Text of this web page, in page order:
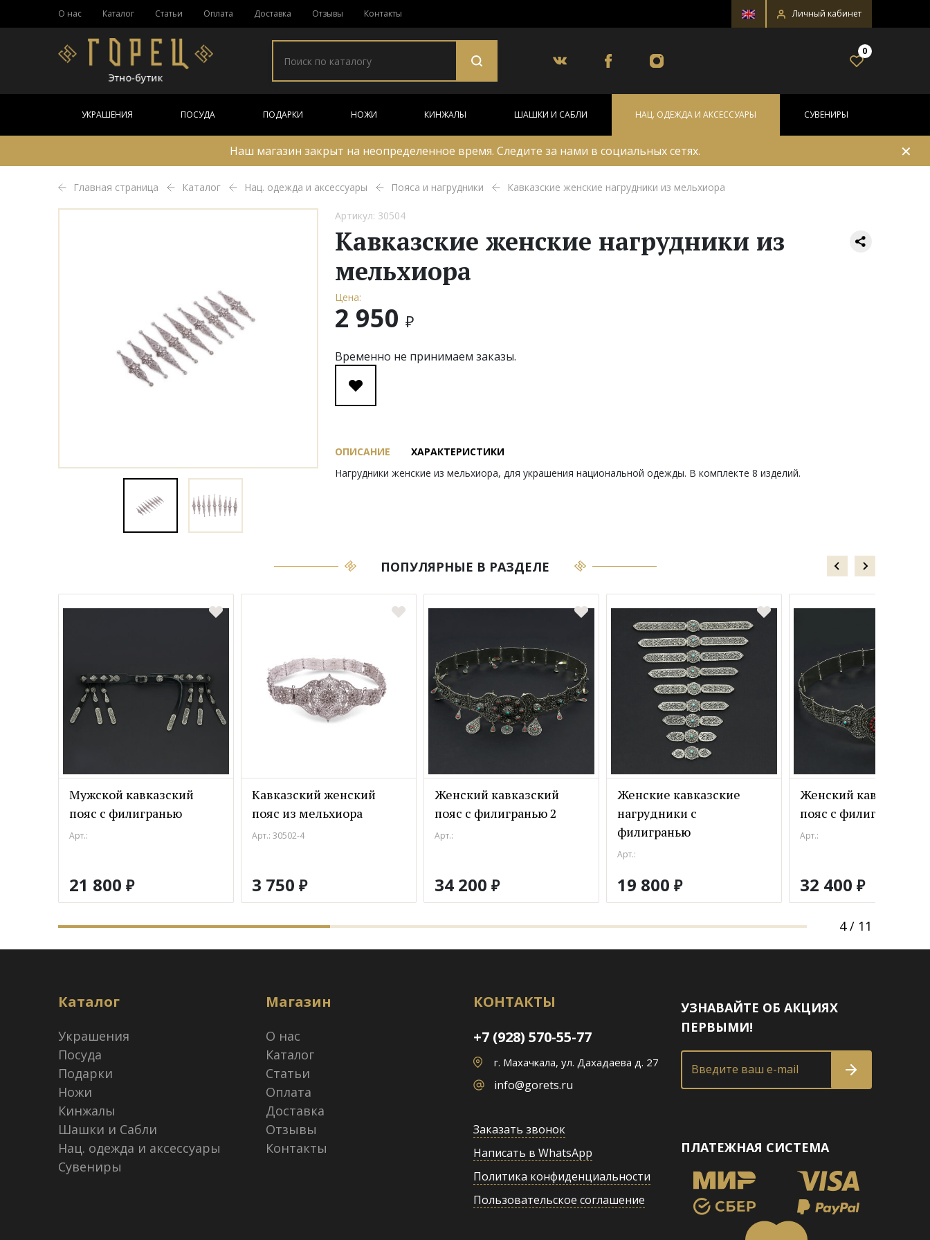
О нас Каталог Статьи Оплата Доставка Отзывы Контакты Личный кабинет
0
УКРАШЕНИЯ ПОСУДА ПОДАРКИ НОЖИ КИНЖАЛЫ ШАШКИ И САБЛИ НАЦ. ОДЕЖДА И АКСЕССУАРЫ СУВЕНИРЫ
Наш магазин закрыт на неопределенное время. Следите за нами в социальных сетях. ✕
Главная страница Каталог Нац. одежда и аксессуары Пояса и нагрудники Кавказские женские нагрудники из мельхиора
Артикул: 30504
Кавказские женские нагрудники из
мельхиора
Цена:
2 950 ₽
Временно не принимаем заказы.
ОПИСАНИЕ
ХАРАКТЕРИСТИКИ
Нагрудники женские из мельхиора, для украшения национальной одежды. В комплекте 8 изделий.
ПОПУЛЯРНЫЕ В РАЗДЕЛЕ
Мужской кавказский
пояс с филигранью
Арт.:
21 800 ₽
Кавказский женский
пояс из мельхиора
Арт.: 30502-4
3 750 ₽
Женский кавказский
пояс с филигранью 2
Арт.:
34 200 ₽
Женские кавказские
нагрудники с
филигранью
Арт.:
19 800 ₽
Женский кавказский
пояс с филигранью
Арт.:
32 400 ₽
4 / 11
Каталог
Украшения
Посуда
Подарки
Ножи
Кинжалы
Шашки и Сабли
Нац. одежда и аксессуары
Сувениры
Магазин
О нас
Каталог
Статьи
Оплата
Доставка
Отзывы
Контакты
КОНТАКТЫ
+7 (928) 570-55-77
г. Махачкала, ул. Дахадаева д. 27
info@gorets.ru
Заказать звонок
Написать в WhatsApp
Политика конфиденциальности
Пользовательское соглашение
УЗНАВАЙТЕ ОБ АКЦИЯХ
ПЕРВЫМИ!
Введите ваш e-mail
ПЛАТЕЖНАЯ СИСТЕМА